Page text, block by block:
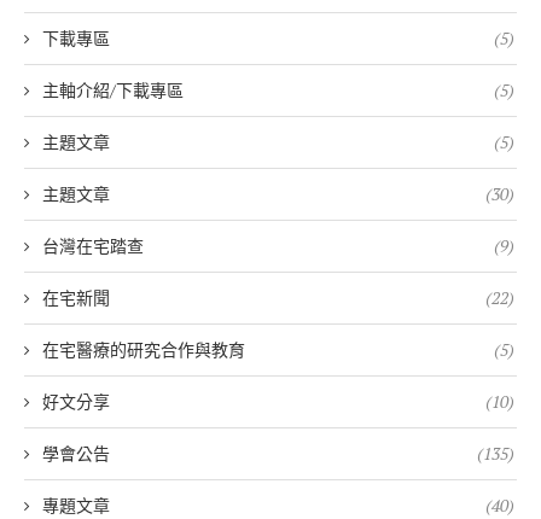
下載專區 (5)
主軸介紹/下載專區 (5)
主題文章 (5)
主題文章 (30)
台灣在宅踏查 (9)
在宅新聞 (22)
在宅醫療的研究合作與教育 (5)
好文分享 (10)
學會公告 (135)
專題文章 (40)